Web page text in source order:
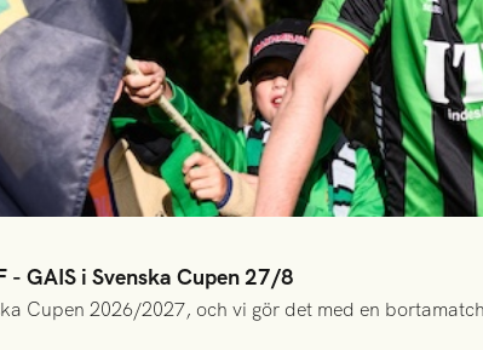
GAIS i Svenska Cupen 27/8
Cupen 2026/2027, och vi gör det med en